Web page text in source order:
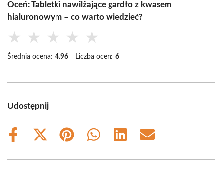
Oceń: Tabletki nawilżające gardło z kwasem
hialuronowym – co warto wiedzieć?
★ ★ ★ ★ ★
Średnia ocena: 4.96 Liczba ocen: 6
Udostępnij
Share
Share
(Twitter)
Share
Share
Share
Share